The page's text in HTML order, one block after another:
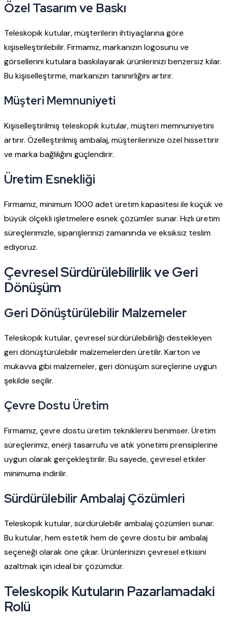
Özel Tasarım ve Baskı
Teleskopik kutular, müşterilerin ihtiyaçlarına göre
kişiselleştirilebilir. Firmamız, markanızın logosunu ve
görsellerini kutulara baskılayarak ürünlerinizi benzersiz kılar.
Bu kişiselleştirme, markanızın tanınırlığını artırır.
Müşteri Memnuniyeti
Kişiselleştirilmiş teleskopik kutular, müşteri memnuniyetini
artırır. Özelleştirilmiş ambalaj, müşterilerinize özel hissettirir
ve marka bağlılığını güçlendirir.
Üretim Esnekliği
Firmamız, minimum 1000 adet üretim kapasitesi ile küçük ve
büyük ölçekli işletmelere esnek çözümler sunar. Hızlı üretim
süreçlerimizle, siparişlerinizi zamanında ve eksiksiz teslim
ediyoruz.
Çevresel Sürdürülebilirlik ve Geri
Dönüşüm
Geri Dönüştürülebilir Malzemeler
Teleskopik kutular, çevresel sürdürülebilirliği destekleyen
geri dönüştürülebilir malzemelerden üretilir. Karton ve
mukavva gibi malzemeler, geri dönüşüm süreçlerine uygun
şekilde seçilir.
Çevre Dostu Üretim
Firmamız, çevre dostu üretim tekniklerini benimser. Üretim
süreçlerimiz, enerji tasarrufu ve atık yönetimi prensiplerine
uygun olarak gerçekleştirilir. Bu sayede, çevresel etkiler
minimuma indirilir.
Sürdürülebilir Ambalaj Çözümleri
Teleskopik kutular, sürdürülebilir ambalaj çözümleri sunar.
Bu kutular, hem estetik hem de çevre dostu bir ambalaj
seçeneği olarak öne çıkar. Ürünlerinizin çevresel etkisini
azaltmak için ideal bir çözümdür.
Teleskopik Kutuların Pazarlamadaki
Rolü